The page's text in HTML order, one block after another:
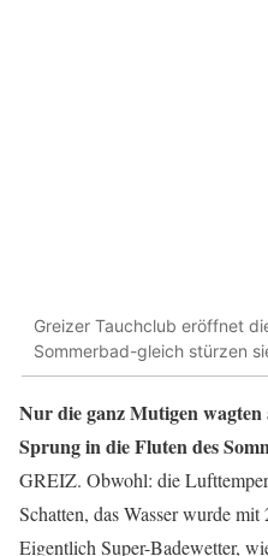
Greizer Tauchclub eröffnet
Sommerbad-gleich stürzen
Nur die ganz Mutigen
Sprung in die Fluten des
GREIZ. Obwohl: die
Schatten, das Wasser wurde mit
Eigentlich Super-Badewetter,